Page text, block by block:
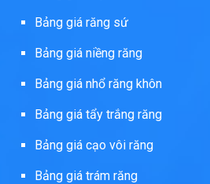
Bảng giá răng sứ
Bảng giá niềng răng
Bảng giá nhổ răng khôn
Bảng giá tẩy trắng răng
Bảng giá cạo vôi răng
Bảng giá trám răng